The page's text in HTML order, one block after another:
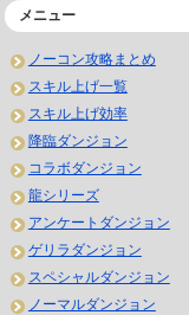
メニュー
ノーコン攻略まとめ
スキル上げ一覧
スキル上げ効率
降臨ダンジョン
コラボダンジョン
龍シリーズ
アンケートダンジョン
ゲリラダンジョン
スペシャルダンジョン
ノーマルダンジョン